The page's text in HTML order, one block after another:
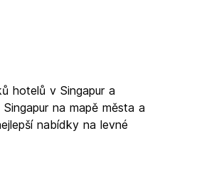
hotelů v Singapur a
na mapě města a
nabídky na levné